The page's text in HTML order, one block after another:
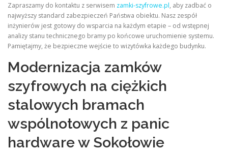
Zapraszamy do kontaktu z serwisem zamki-szyfrowe.pl, aby zadbać o
najwyższy standard zabezpieczeń Państwa obiektu. Nasz zespół
inżynierów jest gotowy do wsparcia na każdym etapie – od wstępnej
analizy stanu technicznego bramy po końcowe uruchomienie systemu.
Pamiętajmy, że bezpieczne wejście to wizytówka każdego budynku.
Modernizacja zamków
szyfrowych na ciężkich
stalowych bramach
wspólnotowych z panic
hardware w Sokołowie